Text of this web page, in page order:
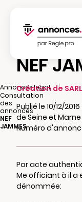
Annonces.legal
|
Consultation
des
annonces
|
NEF
JAMMES
NEF
Création de SARL
Publié le 10/12/
de Seine et Marne
Numéro
Par acte
Me officiant à il a
dénommée: